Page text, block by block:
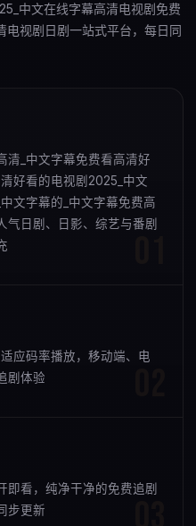
中文在线字幕高清电视剧免费
电视剧日剧一站式平台，每日同
清_中文字幕免费看高清好
好看的电视剧2025_中文
文字幕的_中文字幕免费高
气日剧、日影、综艺与番剧
应码率播放，移动端、电
剧体验
即看，纯净干净的免费追剧
步更新